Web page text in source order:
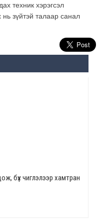
техник хэрэгсэл
зүйтэй талаар санал
бүх чиглэлээр хамтран